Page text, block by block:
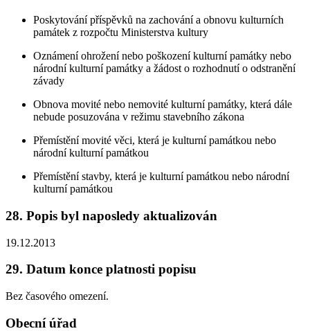
Poskytování příspěvků na zachování a obnovu kulturních
památek z rozpočtu Ministerstva kultury
Oznámení ohrožení nebo poškození kulturní památky nebo
národní kulturní památky a žádost o rozhodnutí o odstranění
závady
Obnova movité nebo nemovité kulturní památky, která dále
nebude posuzována v režimu stavebního zákona
Přemístění movité věci, která je kulturní památkou nebo
národní kulturní památkou
Přemístění stavby, která je kulturní památkou nebo národní
kulturní památkou
28. Popis byl naposledy aktualizován
19.12.2013
29. Datum konce platnosti popisu
Bez časového omezení.
Obecní úřad